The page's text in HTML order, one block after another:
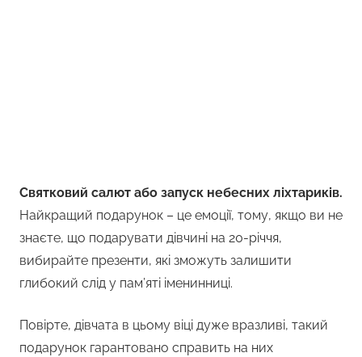
Святковий салют або запуск небесних ліхтариків.
Найкращий подарунок – це емоції, тому, якщо ви не
знаєте, що подарувати дівчині на 20-річчя,
вибирайте презенти, які зможуть залишити
глибокий слід у пам’яті іменинниці.
Повірте, дівчата в цьому віці дуже вразливі, такий
подарунок гарантовано справить на них